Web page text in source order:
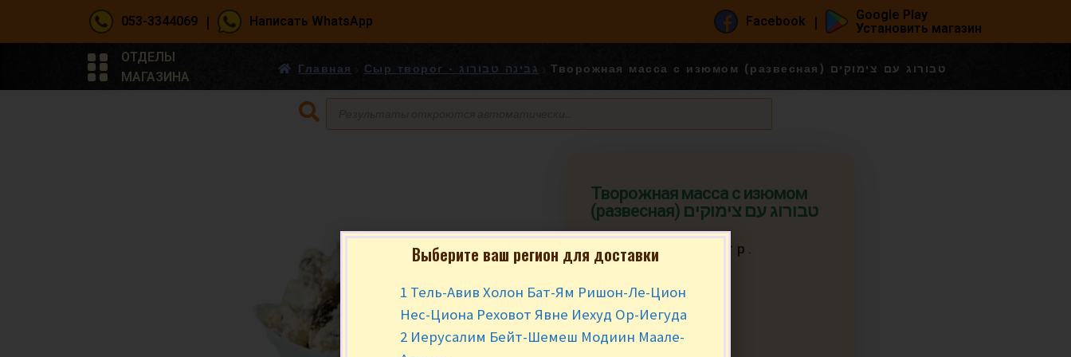
053-3344069 | Написать WhatsApp Facebook |
Google Play
Установить магазин
ОТДЕЛЫ
МАГАЗИНА
Главная Сыр творог - גבינה טבורוג Творожная масса с изюмом (развесная) טבורוג עם צימוקים
Творожная масса с изюмом
(развесная) טבורוג עם צימוקים
₪4.50 за 100 гр.
Заказ от 200 гр. (2)
В наличии
Выберите ваш регион для доставки
1 Тель-Авив Холон Бат-Ям Ришон-Ле-Цион
Нес-Циона Реховот Явне Иехуд Ор-Иегуда
2 Иерусалим Бейт-Шемеш Модиин Маале-